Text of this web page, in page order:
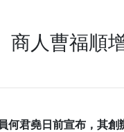
商人曹福順
君堯日前宣布，其創